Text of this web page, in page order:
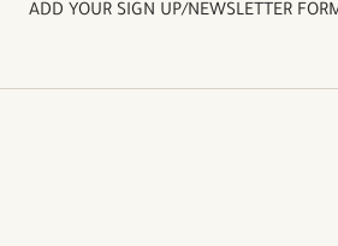
ADD YOUR SIGN UP/NEWSLETTER